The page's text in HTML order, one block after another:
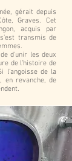
gérait depuis
Graves. Cet
acquis par
transmis de
d’unir les deux
de l’histoire de
de la
en revanche, de